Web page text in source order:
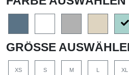
GRÖSSE AUSWÄHLEN
XS S M L XL